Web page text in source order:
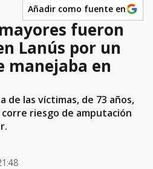
Añadir como fuente en
fueron
Lanús por un
manejaba en
las víctimas, de 73 años,
riesgo de amputación